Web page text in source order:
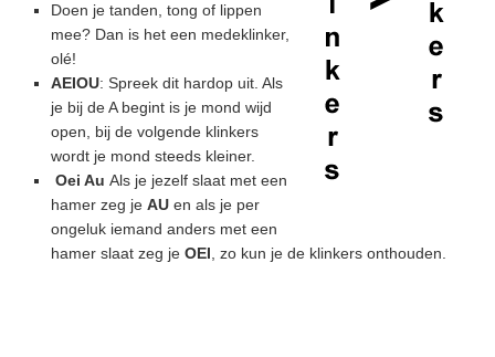
Doen je tanden, tong of lippen
mee? Dan is het een medeklinker,
olé!
AEIOU: Spreek dit hardop uit. Als
je bij de A begint is je mond wijd
open, bij de volgende klinkers
wordt je mond steeds kleiner.
Oei Au Als je jezelf slaat met een
hamer zeg je AU en als je per
ongeluk iemand anders met een
hamer slaat zeg je OEI , zo kun je de klinkers onthouden.